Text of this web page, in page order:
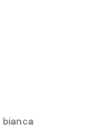
bianca